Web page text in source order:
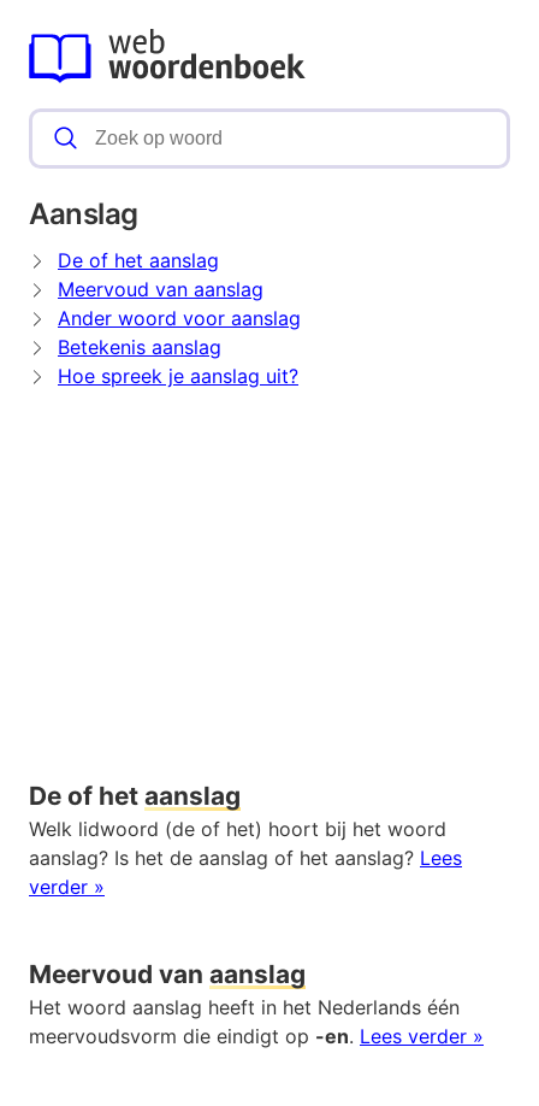
Aanslag
De of het aanslag
Meervoud van aanslag
Ander woord voor aanslag
Betekenis aanslag
Hoe spreek je aanslag uit?
De of het aanslag
Welk lidwoord (de of het) hoort bij het woord
aanslag? Is het de aanslag of het aanslag? Lees
verder »
Meervoud van aanslag
Het woord aanslag heeft in het Nederlands één
meervoudsvorm die eindigt op -en. Lees verder »